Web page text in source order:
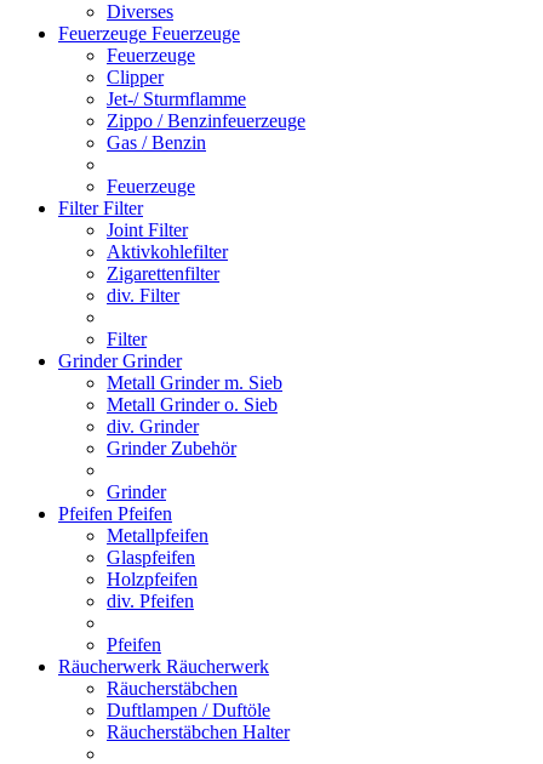
Diverses
Feuerzeuge Feuerzeuge
Feuerzeuge
Clipper
Jet-/ Sturmflamme
Zippo / Benzinfeuerzeuge
Gas / Benzin
Feuerzeuge
FilterFilter
Joint Filter
Aktivkohlefilter
Zigarettenfilter
div. Filter
Filter
GrinderGrinder
Metall Grinder m. Sieb
Metall Grinder o. Sieb
div. Grinder
Grinder Zubehör
Grinder
Pfeifen Pfeifen
Metallpfeifen
Glaspfeifen
Holzpfeifen
div. Pfeifen
Pfeifen
Räucherwerk Räucherwerk
Räucherstäbchen
Duftlampen / Duftöle
Räucherstäbchen Halter